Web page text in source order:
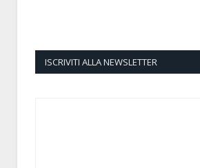
ISCRIVITI ALLA NEWSLETTER